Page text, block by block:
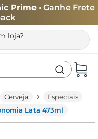
Prime • Ganhe Frete
loja?
Cerveja
Especiais
Lata 473ml